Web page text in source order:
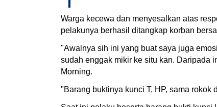
Warga kecewa dan menyesalkan atas
pelakunya berhasil ditangkap korban
"Awalnya sih ini yang buat saya juga
sudah enggak mikir ke situ kan. Daripada
Morning.
"Barang buktinya kunci T, HP, sama rokok